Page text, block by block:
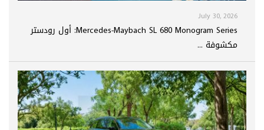
July 30, 2026
Mercedes-Maybach SL 680 Monogram Series: أول رودستر
مكشوفة ...